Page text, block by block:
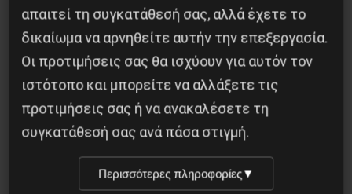
απαιτεί τη συγκατάθεσή σας, αλλά έχετε το
δικαίωμα να αρνηθείτε αυτήν την επεξεργασία.
Οι προτιμήσεις σας θα ισχύουν για αυτόν τον
ιστότοπο και μπορείτε να αλλάξετε τις
προτιμήσεις σας ή να ανακαλέσετε τη
συγκατάθεσή σας ανά πάσα στιγμή.
Περισσότερες πληροφορίες▼